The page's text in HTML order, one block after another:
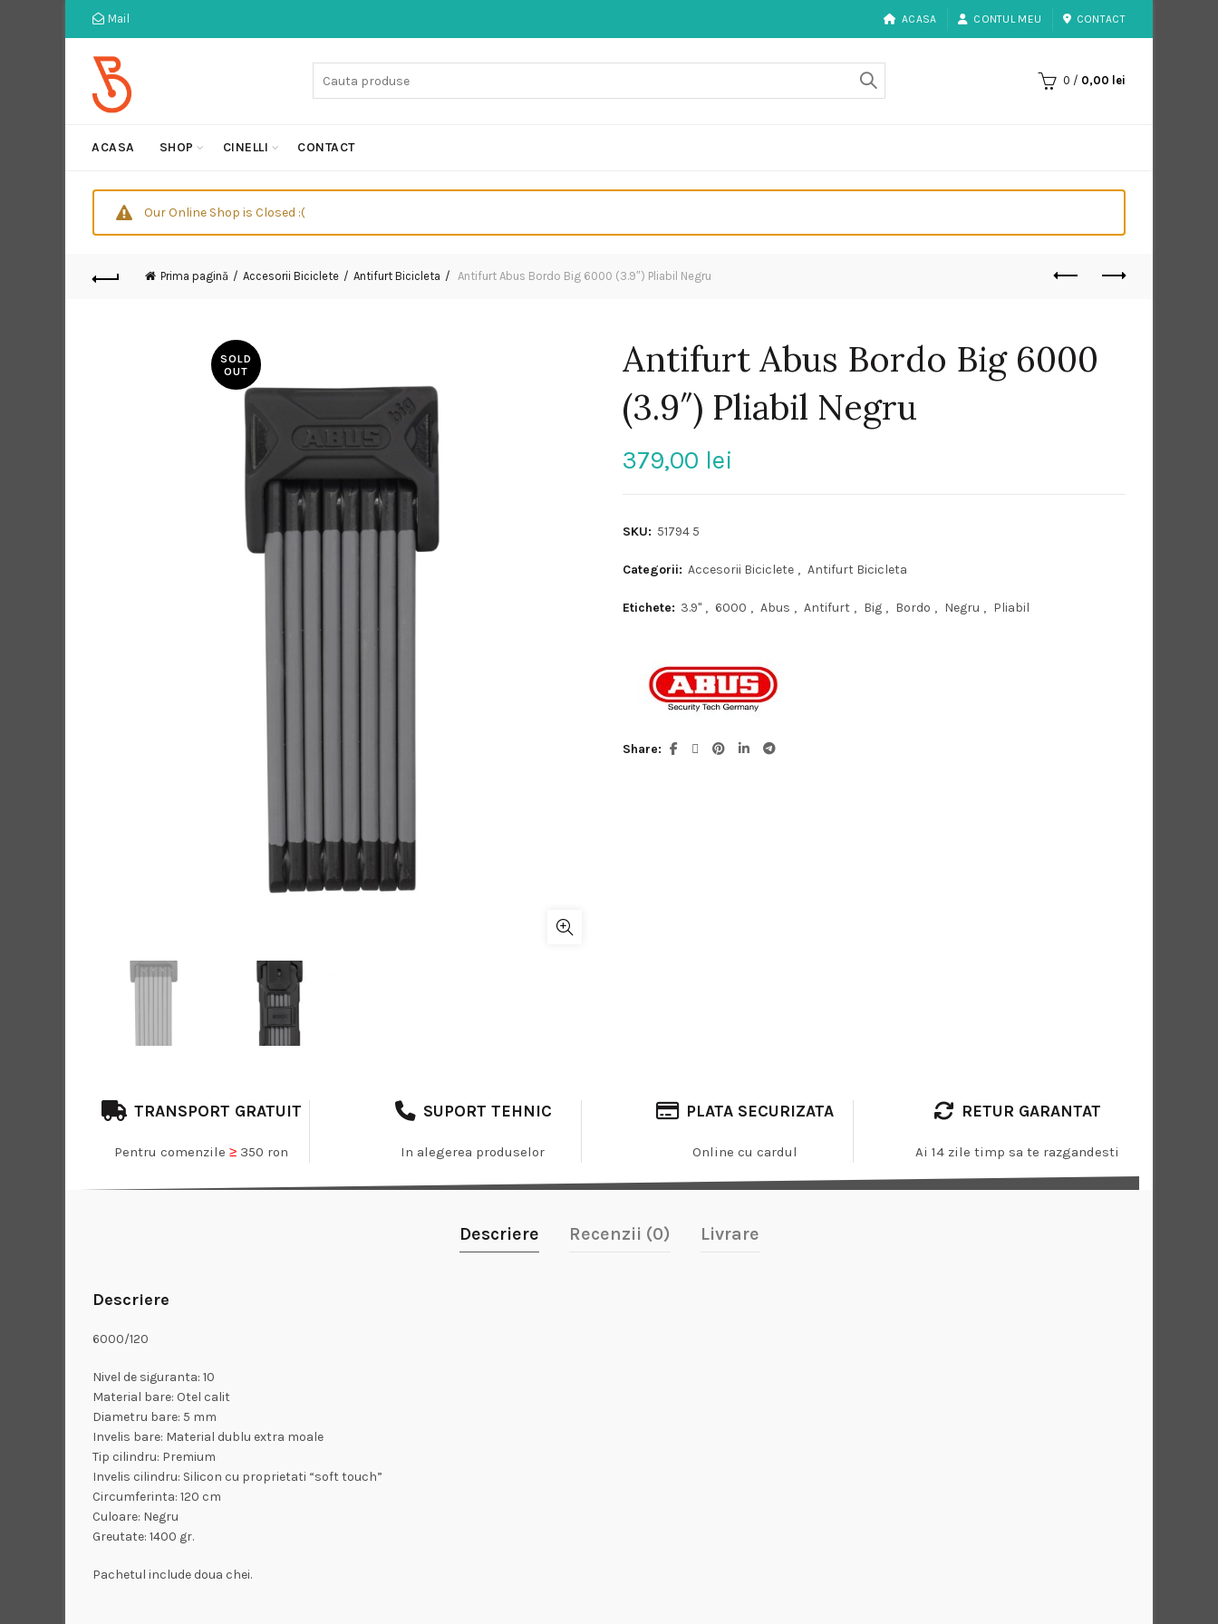
Mail ACASA CONTUL MEU CONTACT
0 / 0,00 lei
ACASA SHOP CINELLI CONTACT
Our Online Shop is Closed :(
Prima pagină Accesorii Biciclete Antifurt Bicicleta Antifurt Abus Bordo Big 6000 (3.9″) Pliabil Negru
SOLD
OUT
Antifurt Abus Bordo Big 6000
(3.9″) Pliabil Negru
379,00 lei
SKU: 51794 5
Categorii: Accesorii Biciclete , Antifurt Bicicleta
Etichete: 3.9" , 6000 , Abus , Antifurt , Big , Bordo , Negru , Pliabil
Share
TRANSPORT GRATUIT
Pentru comenzile ≥350 ron
SUPORT TEHNIC
In alegerea produselor
PLATA SECURIZATA
Online cu cardul
RETUR GARANTAT
Ai 14 zile timp sa te razgandesti
Descriere Recenzii (0) Livrare
Descriere
6000/120
Nivel de siguranta: 10
Material bare: Otel calit
Diametru bare: 5 mm
Invelis bare: Material dublu extra moale
Tip cilindru: Premium
Invelis cilindru: Silicon cu proprietati “soft touch”
Circumferinta: 120 cm
Culoare: Negru
Greutate: 1400 gr.
Pachetul include doua chei.